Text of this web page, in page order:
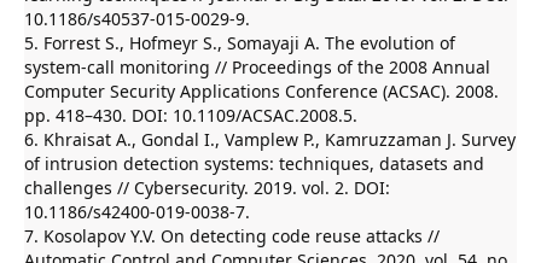
10.1186/s40537-015-0029-9.
5. Forrest S., Hofmeyr S., Somayaji A. The evolution of
system-call monitoring // Proceedings of the 2008 Annual
Computer Security Applications Conference (ACSAC). 2008.
pp. 418–430. DOI: 10.1109/ACSAC.2008.5.
6. Khraisat A., Gondal I., Vamplew P., Kamruzzaman J. Survey
of intrusion detection systems: techniques, datasets and
challenges // Cybersecurity. 2019. vol. 2. DOI:
10.1186/s42400-019-0038-7.
7. Kosolapov Y.V. On detecting code reuse attacks //